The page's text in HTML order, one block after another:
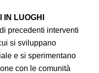
IN LUOGHI
precedenti interventi
si sviluppano
e si sperimentano
con le comunità